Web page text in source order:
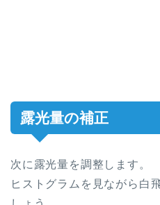
露光量の補正
次に露光量を調整します。
ヒストグラムを見ながら白